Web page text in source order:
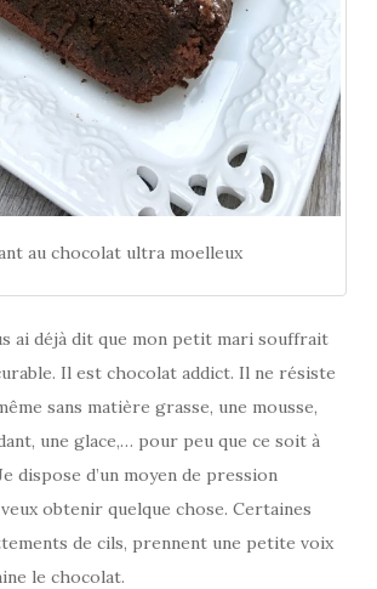
au chocolat ultra moelleux
ai déjà dit que mon petit mari souffrait
Il est chocolat addict. Il ne résiste
sans matière grasse, une mousse,
une glace,… pour peu que ce soit à
dispose d’un moyen de pression
obtenir quelque chose. Certaines
de cils, prennent une petite voix
le chocolat.